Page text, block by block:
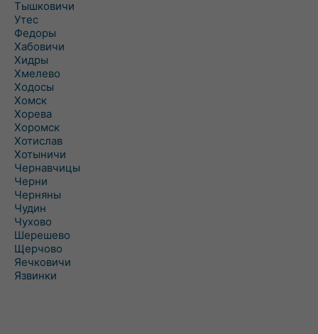
Тышковичи
Утес
Федоры
Хабовичи
Хидры
Хмелево
Ходосы
Хомск
Хорева
Хоромск
Хотислав
Хотыничи
Чернавчицы
Черни
Черняны
Чудин
Чухово
Шерешево
Щерчово
Яечковичи
Язвинки